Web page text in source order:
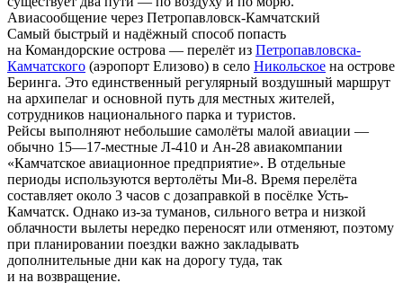
Авиасообщение через Петропавловск-Камчатский
Самый быстрый и надёжный способ попасть
на Командорские острова — перелёт из Петропавловска-
Камчатского (аэропорт Елизово) в село Никольское на острове
Беринга. Это единственный регулярный воздушный маршрут
на архипелаг и основной путь для местных жителей,
сотрудников национального парка и туристов.
Рейсы выполняют небольшие самолёты малой авиации —
обычно 15—17-местные Л-410 и Ан-28 авиакомпании
«Камчатское авиационное предприятие». В отдельные
периоды используются вертолёты Ми-8. Время перелёта
составляет около 3 часов с дозаправкой в посёлке Усть-
Камчатск. Однако из-за туманов, сильного ветра и низкой
облачности вылеты нередко переносят или отменяют, поэтому
при планировании поездки важно закладывать
дополнительные дни как на дорогу туда, так
и на возвращение.